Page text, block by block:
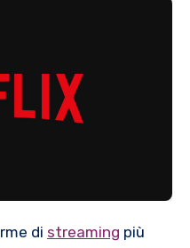
di streaming più